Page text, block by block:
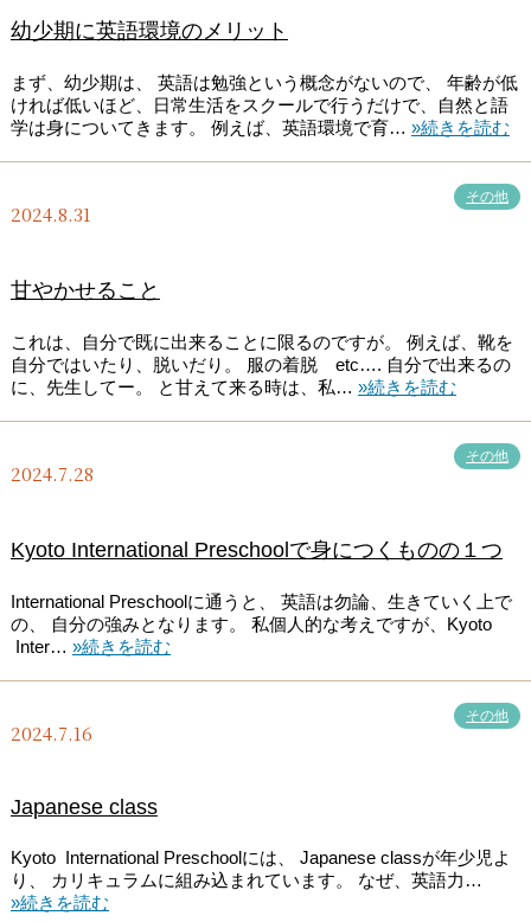
幼少期に英語環境のメリット
まず、幼少期は、 英語は勉強という概念がないので、 年齢が低
ければ低いほど、日常生活をスクールで行うだけで、自然と語
学は身についてきます。 例えば、英語環境で育… »続きを読む
2024.8.31
その他
甘やかせること
これは、自分で既に出来ることに限るのですが。 例えば、靴を
自分ではいたり、脱いだり。 服の着脱 etc…. 自分で出来るの
に、先生してー。 と甘えて来る時は、私… »続きを読む
2024.7.28
その他
Kyoto International Preschoolで身につくものの１つ
International Preschoolに通うと、 英語は勿論、生きていく上で
の、 自分の強みとなります。 私個人的な考えですが、Kyoto
Inter… »続きを読む
2024.7.16
その他
Japanese class
Kyoto International Preschoolには、 Japanese classが年少児よ
り、 カリキュラムに組み込まれています。 なぜ、英語力…
»続きを読む